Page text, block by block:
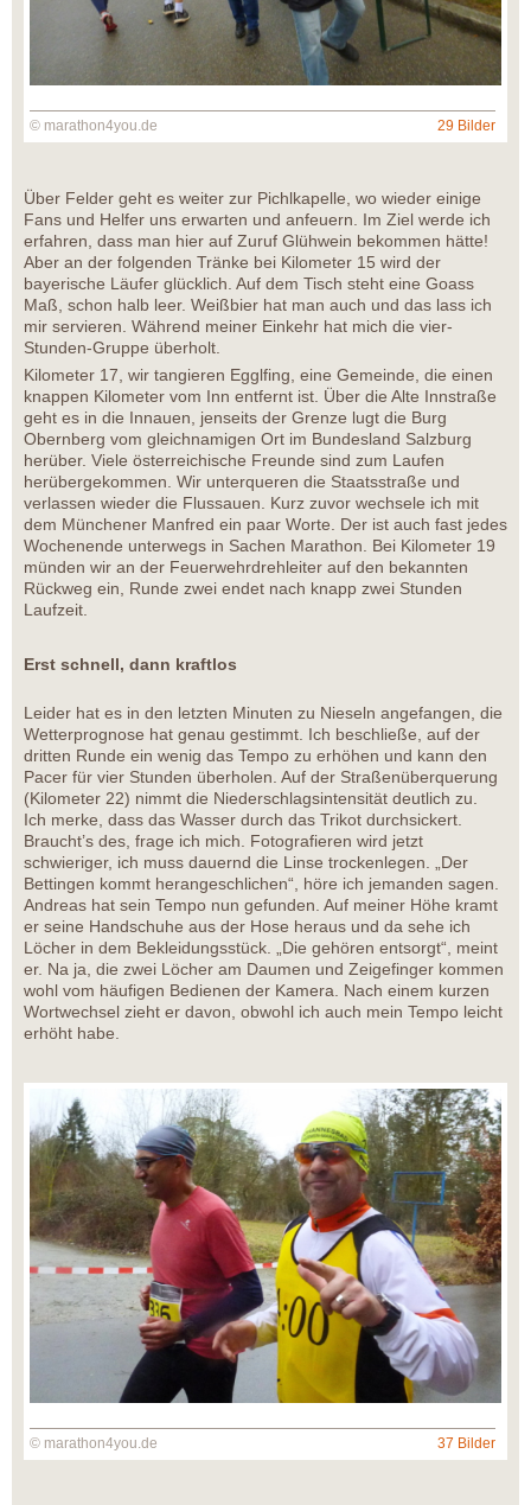
© marathon4you.de 29 Bilder
Über Felder geht es weiter zur Pichlkapelle, wo wieder einige
Fans und Helfer uns erwarten und anfeuern. Im Ziel werde ich
erfahren, dass man hier auf Zuruf Glühwein bekommen hätte!
Aber an der folgenden Tränke bei Kilometer 15 wird der
bayerische Läufer glücklich. Auf dem Tisch steht eine Goass
Maß, schon halb leer. Weißbier hat man auch und das lass ich
mir servieren. Während meiner Einkehr hat mich die vier-
Stunden-Gruppe überholt.
Kilometer 17, wir tangieren Egglfing, eine Gemeinde, die einen
knappen Kilometer vom Inn entfernt ist. Über die Alte Innstraße
geht es in die Innauen, jenseits der Grenze lugt die Burg
Obernberg vom gleichnamigen Ort im Bundesland Salzburg
herüber. Viele österreichische Freunde sind zum Laufen
herübergekommen. Wir unterqueren die Staatsstraße und
verlassen wieder die Flussauen. Kurz zuvor wechsele ich mit
dem Münchener Manfred ein paar Worte. Der ist auch fast jedes
Wochenende unterwegs in Sachen Marathon. Bei Kilometer 19
münden wir an der Feuerwehrdrehleiter auf den bekannten
Rückweg ein, Runde zwei endet nach knapp zwei Stunden
Laufzeit.
Erst schnell, dann kraftlos
Leider hat es in den letzten Minuten zu Nieseln angefangen, die
Wetterprognose hat genau gestimmt. Ich beschließe, auf der
dritten Runde ein wenig das Tempo zu erhöhen und kann den
Pacer für vier Stunden überholen. Auf der Straßenüberquerung
(Kilometer 22) nimmt die Niederschlagsintensität deutlich zu.
Ich merke, dass das Wasser durch das Trikot durchsickert.
Braucht’s des, frage ich mich. Fotografieren wird jetzt
schwieriger, ich muss dauernd die Linse trockenlegen. „Der
Bettingen kommt herangeschlichen“, höre ich jemanden sagen.
Andreas hat sein Tempo nun gefunden. Auf meiner Höhe kramt
er seine Handschuhe aus der Hose heraus und da sehe ich
Löcher in dem Bekleidungsstück. „Die gehören entsorgt“, meint
er. Na ja, die zwei Löcher am Daumen und Zeigefinger kommen
wohl vom häufigen Bedienen der Kamera. Nach einem kurzen
Wortwechsel zieht er davon, obwohl ich auch mein Tempo leicht
erhöht habe.
© marathon4you.de 37 Bilder